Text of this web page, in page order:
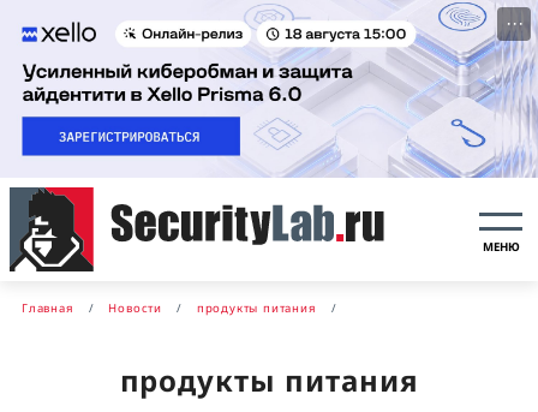
···
МЕНЮ
Главная Новости продукты питания
продукты питания